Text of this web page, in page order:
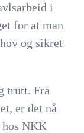
i
for at man
og sikret
trutt. Fra
er det nå
hos NKK